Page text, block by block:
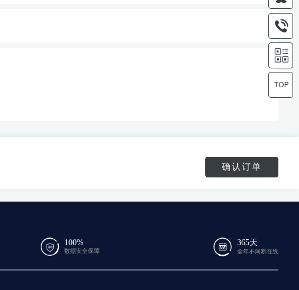
确认订单
100%
数据安全保障
365天
全年不间断在线